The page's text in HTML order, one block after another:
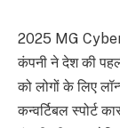
2025 MG
कंपनी ने देश की
को लोगों के लिए
कन्वर्टिबल स्पोर्ट